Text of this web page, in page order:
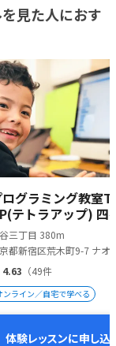
見た人におす
ドビル2階
グラミング教室
テトラアップ) 四
三丁目 380m
都新宿区荒木町9-7 ナオ
4.63 （49件
ンライン／自宅で学べる
体験レッスンに申し込